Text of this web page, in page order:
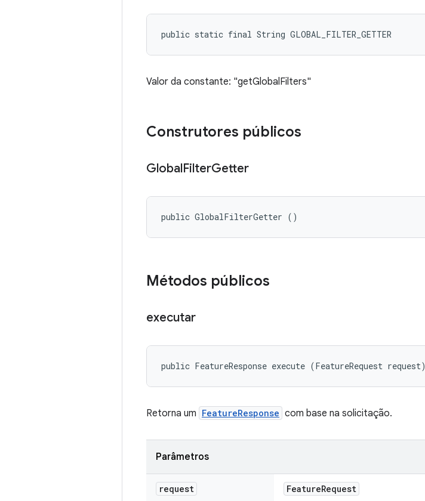
public static final String GLOBAL_FILTER_GETTER
Valor da constante: "getGlobalFilters"
Construtores públicos
GlobalFilterGetter
public GlobalFilterGetter ()
Métodos públicos
executar
public FeatureResponse execute (FeatureRequest request)
Retorna um FeatureResponse com base na solicitação.
Parâmetros
request FeatureRequest